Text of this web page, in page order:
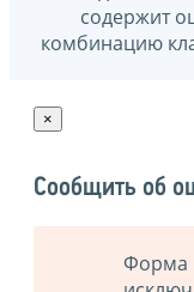
содержит
комбинацию
×
Сообщить об
Форма